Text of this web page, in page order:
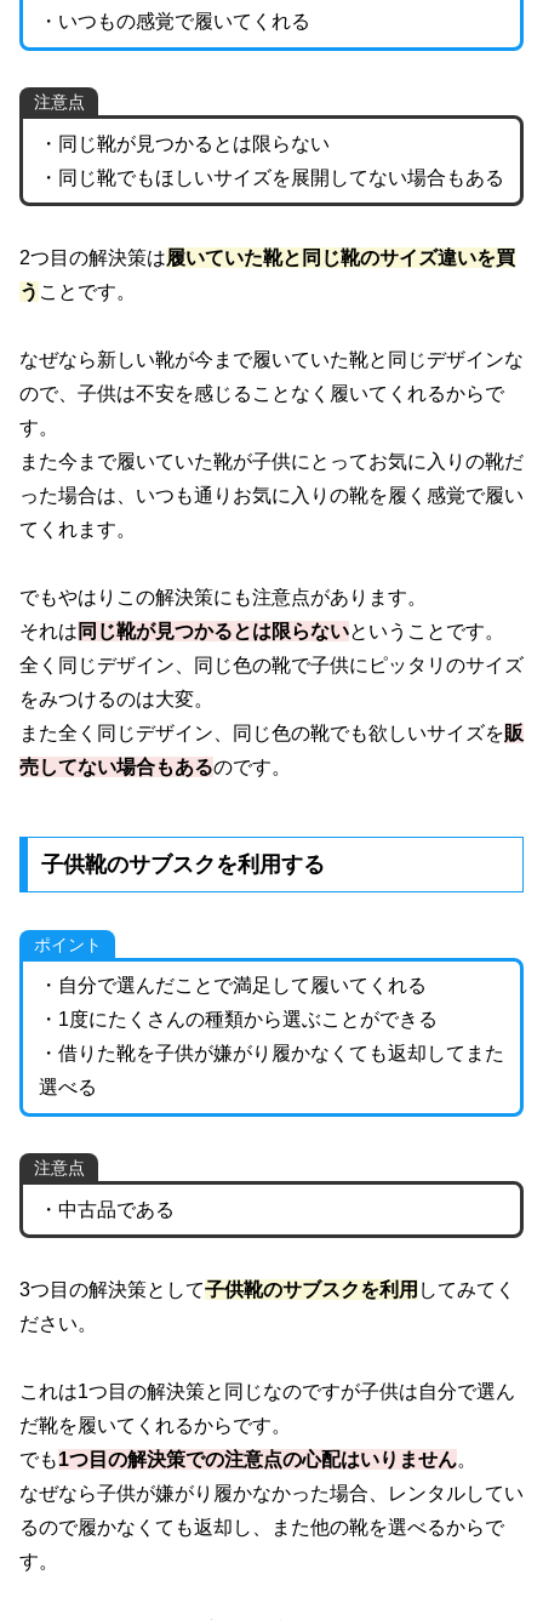
・いつもの感覚で履いてくれる
注意点
・同じ靴が見つかるとは限らない
・同じ靴でもほしいサイズを展開してない場合もある
2つ目の解決策は履いていた靴と同じ靴のサイズ違いを買
う ことです。
なぜなら新しい靴が今まで履いていた靴と同じデザインな
ので、子供は不安を感じることなく履いてくれるからで
す。
また今まで履いていた靴が子供にとってお気に入りの靴だ
った場合は、いつも通りお気に入りの靴を履く感覚で履い
てくれます。
でもやはりこの解決策にも注意点があります。
それは 同じ靴が見つかるとは限らないということです。
全く同じデザイン、同じ色の靴で子供にピッタリのサイズ
をみつけるのは大変。
また全く同じデザイン、同じ色の靴でも欲しいサイズを販
売してない場合もあるのです。
子供靴のサブスクを利用する
ポイント
・自分で選んだことで満足して履いてくれる
・1度にたくさんの種類から選ぶことができる
・借りた靴を子供が嫌がり履かなくても返却してまた
選べる
注意点
・中古品である
3つ目の解決策として子供靴のサブスクを利用 してみてく
ださい。
これは1つ目の解決策と同じなのですが子供は自分で選ん
だ靴を履いてくれるからです。
でも1つ目の解決策での注意点の心配はいりません。
なぜなら子供が嫌がり履かなかった場合、レンタルしてい
るので履かなくても返却し、また他の靴を選べるからで
す。